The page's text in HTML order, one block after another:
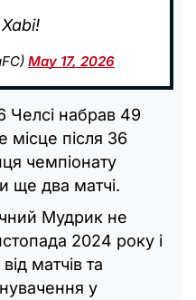
May 17, 2026
Челсі набрав 49
місце після 36
чемпіонату
ще два матчі.
Мудрик не
2024 року і
матчів та
у